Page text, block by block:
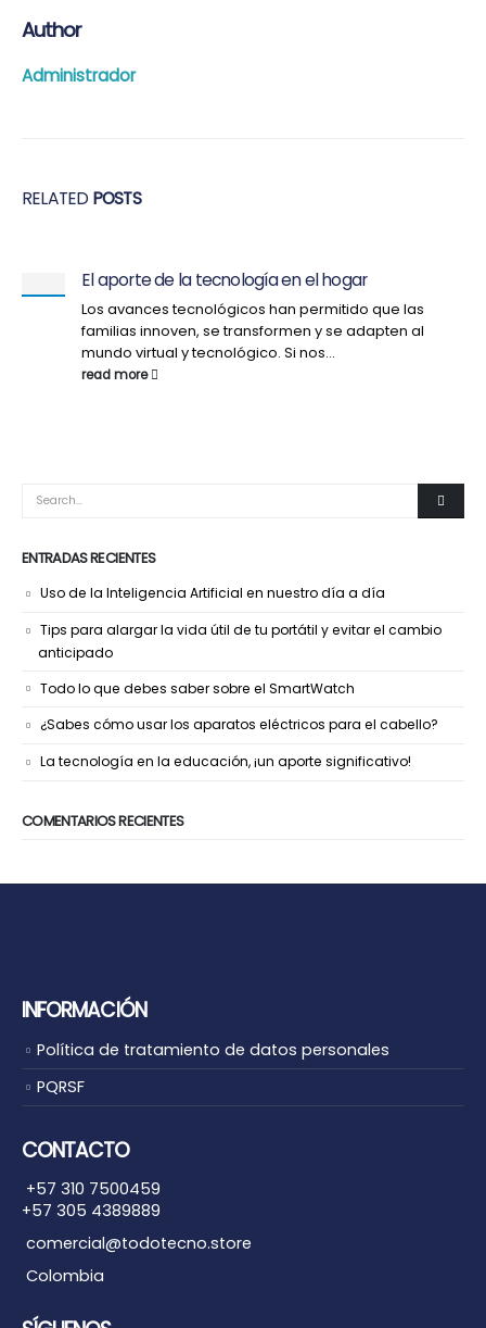
Author
Administrador
RELATED POSTS
El aporte de la tecnología en el hogar
Los avances tecnológicos han permitido que las
familias innoven, se transformen y se adapten al
mundo virtual y tecnológico. Si nos...
read more
ENTRADAS RECIENTES
Uso de la Inteligencia Artificial en nuestro día a día
Tips para alargar la vida útil de tu portátil y evitar el cambio
anticipado
Todo lo que debes saber sobre el SmartWatch
¿Sabes cómo usar los aparatos eléctricos para el cabello?
La tecnología en la educación, ¡un aporte significativo!
COMENTARIOS RECIENTES
INFORMACIÓN
Política de tratamiento de datos personales
PQRSF
CONTACTO
+57 310 7500459
+57 305 4389889
comercial@todotecno.store
Colombia